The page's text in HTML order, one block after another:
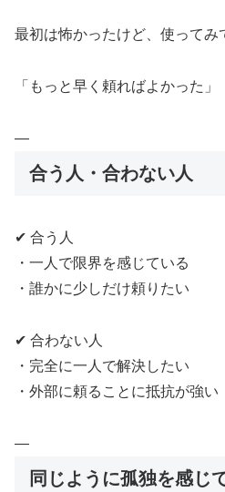
最初は怖かったけど、使ってみ
「もっと早く頼ればよかった」
—
合う人・合わない人
✔ 合う人
・一人で限界を感じている
・誰かに少しだけ頼りたい
✔ 合わない人
・完全に一人で解決したい
・外部に頼ることに抵抗が強い
—
同じように孤独を感じ